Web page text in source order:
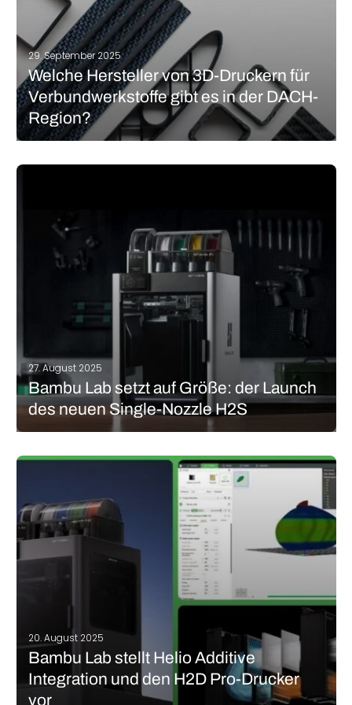
29. September 2025
Welche Hersteller von 3D-Druckern für
Verbundwerkstoffe gibt es in der DACH-
Region?
Fertigung nicht mehr wegzudenken. Gerade in
zahlreiche Hersteller von Materialien, Drucksystemen und
Anwender auf den…
MEHR LESEN
27. August 2025
Bambu Lab setzt auf Größe: der Launch
des neuen Single-Nozzle H2S
Drucker, den H2S, vor. Doch was unterscheidet den H2S von
anderen Modellen der Bambu Lab – Produktreihe? Ein markantes
Merkmal sticht hier sofort heraus – der neue Drucker verfügt
MEHR LESEN
20. August 2025
Bambu Lab stellt Helio Additive
Integration und den H2D Pro-Drucker
vor